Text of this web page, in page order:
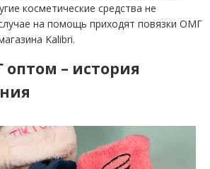
косметические средства не
на помощь приходят повязки ОМГ
Kalibri.
оптом – история